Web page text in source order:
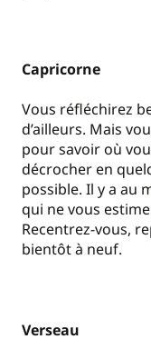
Capricorne
Vous réfléchirez
d’ailleurs. Mais
pour savoir où
décrocher en
possible. Il y a au
qui ne vous
Recentrez-vous,
bientôt à neuf.
Verseau